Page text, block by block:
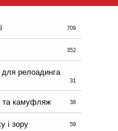
709
352
релоадинга
31
та камуфляж 38
і зору 59